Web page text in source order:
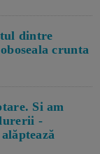
dintre
crunta
Si am
-